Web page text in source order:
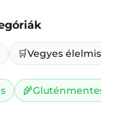
🛒Vegyes élelmiszer
🌾Gluténmentes